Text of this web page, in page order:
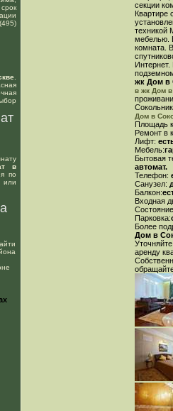
в
по
или
секции
Квартире
техникой
мебелью.
комната.
жк Дом в
в жк Дом в
Дом в
Площадь
Ремонт в
Лифт:
Мебель:
Бытовая
автомат.
Телефон:
Санузел:
Балкон:
Входная
Парковка:
Более
Дом в
аренду